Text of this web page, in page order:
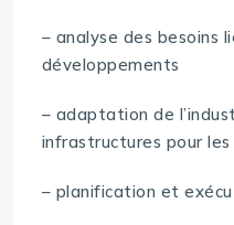
– analyse des besoins
développements
– adaptation de
infrastructures pour
– planification et